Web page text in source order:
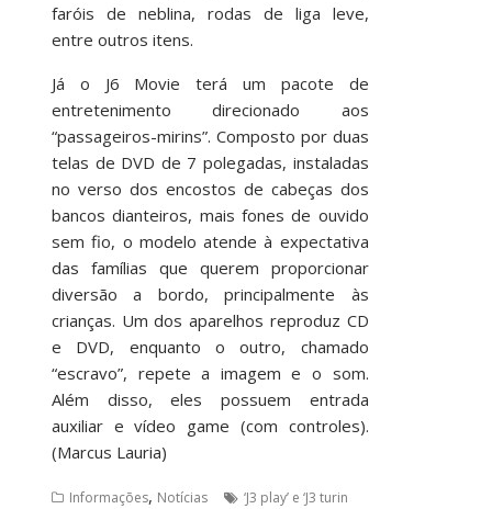
faróis de neblina, rodas de liga leve,
entre outros itens.
Já o J6 Movie terá um pacote de
entretenimento direcionado aos
“passageiros-mirins”. Composto por duas
telas de DVD de 7 polegadas, instaladas
no verso dos encostos de cabeças dos
bancos dianteiros, mais fones de ouvido
sem fio, o modelo atende à expectativa
das famílias que querem proporcionar
diversão a bordo, principalmente às
crianças. Um dos aparelhos reproduz CD
e DVD, enquanto o outro, chamado
“escravo”, repete a imagem e o som.
Além disso, eles possuem entrada
auxiliar e vídeo game (com controles).
(Marcus Lauria)
Informações, Notícias
‘J3 play’ e ‘J3 turin